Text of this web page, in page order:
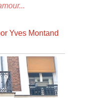
Yves Montand